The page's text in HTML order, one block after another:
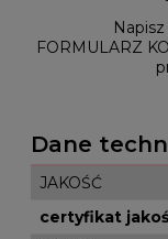
FORMULARZ
Dane
JAKOŚĆ
certyfikat